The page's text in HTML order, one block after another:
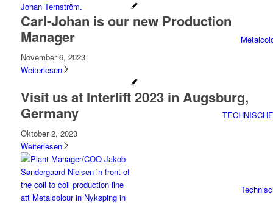
TECHNISCHE
Carl-Johan is our new Production
Manager
November 6, 2023
Weiterlesen
Visit us at Interlift 2023 in Augsburg,
Germany
Oktober 2, 2023
Weiterlesen